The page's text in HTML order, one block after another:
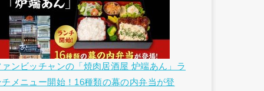
ァンビッチャンの「焼肉居酒屋 炉端あん」ラ
チメニュー開始！16種類の幕の内弁当が登